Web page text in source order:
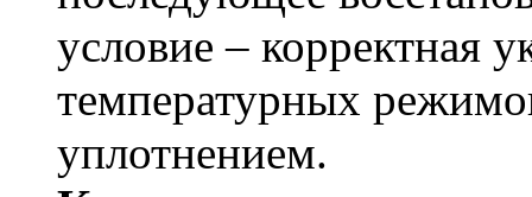
условие – корректная
температурных
уплотнением.